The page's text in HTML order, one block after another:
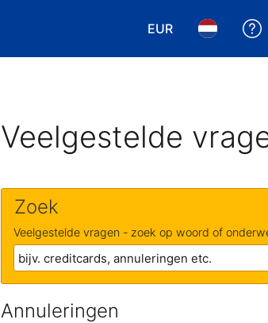
EUR
Kies je valuta. Je
Kies je
Veelgestelde
Zoek
Veelgestelde vragen - zoek op woord of
Annuleringen